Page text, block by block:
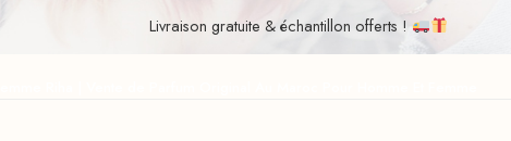
Livraison gratuite & échantillon offerts !